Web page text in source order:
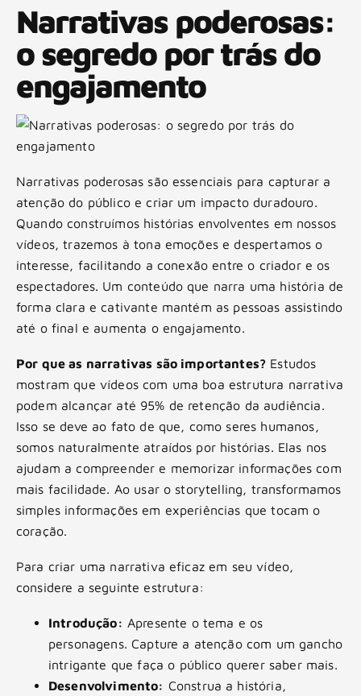
Narrativas poderosas:
o segredo por trás do
engajamento
Narrativas poderosas são essenciais para capturar a
atenção do público e criar um impacto duradouro.
Quando construímos histórias envolventes em nossos
vídeos, trazemos à tona emoções e despertamos o
interesse, facilitando a conexão entre o criador e os
espectadores. Um conteúdo que narra uma história de
forma clara e cativante mantém as pessoas assistindo
até o final e aumenta o engajamento.
Por que as narrativas são importantes? Estudos
mostram que vídeos com uma boa estrutura narrativa
podem alcançar até 95% de retenção da audiência.
Isso se deve ao fato de que, como seres humanos,
somos naturalmente atraídos por histórias. Elas nos
ajudam a compreender e memorizar informações com
mais facilidade. Ao usar o storytelling, transformamos
simples informações em experiências que tocam o
coração.
Para criar uma narrativa eficaz em seu vídeo,
considere a seguinte estrutura:
Introdução: Apresente o tema e os
personagens. Capture a atenção com um gancho
intrigante que faça o público querer saber mais.
Desenvolvimento: Construa a história,